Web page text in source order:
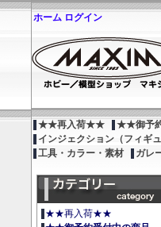
ホーム ログイン
★★再入荷★★ ★★御予
インジェクション（フィギュ
工具・カラー・素材
ガレ
★★再入荷★★